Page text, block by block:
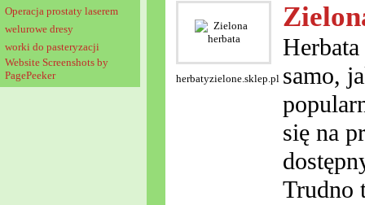
Operacja prostaty laserem
welurowe dresy
worki do pasteryzacji
Website Screenshots by
PagePeeker
herbatyzielone.sklep.pl samo,
się na
Trudno